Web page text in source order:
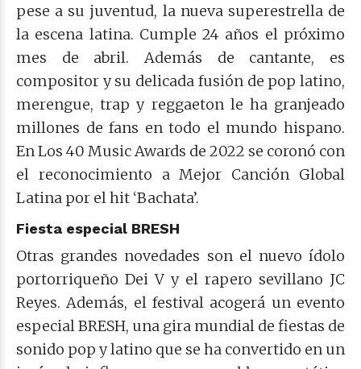
pese a su juventud, la nueva superestrella de
la escena latina. Cumple 24 años el próximo
mes de abril. Además de cantante, es
compositor y su delicada fusión de pop latino,
merengue, trap y reggaeton le ha granjeado
millones de fans en todo el mundo hispano.
En Los 40 Music Awards de 2022 se coronó con
el reconocimiento a Mejor Canción Global
Latina por el hit ‘Bachata’.
Fiesta especial BRESH
Otras grandes novedades son el nuevo ídolo
portorriqueño Dei V y el rapero sevillano JC
Reyes. Además, el festival acogerá un evento
especial BRESH, una gira mundial de fiestas de
sonido pop y latino que se ha convertido en un